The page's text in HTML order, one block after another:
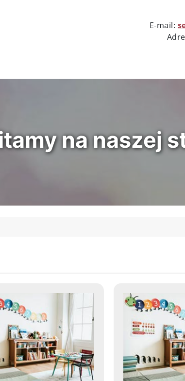
E-mail:
na naszej